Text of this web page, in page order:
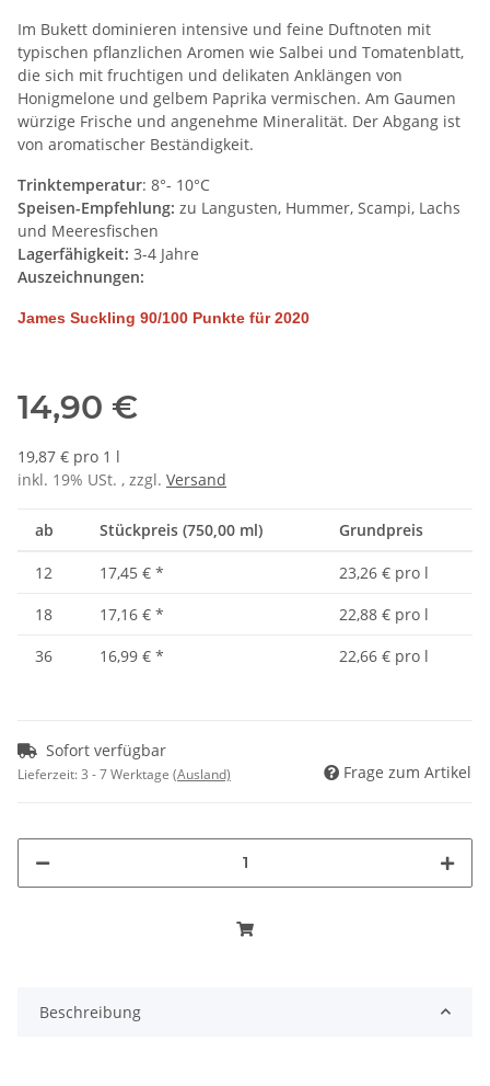
Im Bukett dominieren intensive und feine Duftnoten mit
typischen pflanzlichen Aromen wie Salbei und Tomatenblatt,
die sich mit fruchtigen und delikaten Anklängen von
Honigmelone und gelbem Paprika vermischen. Am Gaumen
würzige Frische und angenehme Mineralität. Der Abgang ist
von aromatischer Beständigkeit.
Trinktemperatur: 8°- 10°C
Speisen-Empfehlung: zu Langusten, Hummer, Scampi, Lachs
und Meeresfischen
Lagerfähigkeit: 3-4 Jahre
Auszeichnungen:
James Suckling 90/100 Punkte für 2020
14,90 €
19,87 € pro 1 l
inkl. 19% USt. , zzgl. Versand
ab Stückpreis (750,00 ml) Grundpreis
12 17,45 € *
23,26 € pro l
18
17,16 € *
22,88 € pro l
36
16,99 € * 22,66 € pro l
Sofort verfügbar
Lieferzeit:3 - 7 Werktage (Ausland) Frage zum Artikel
Beschreibung